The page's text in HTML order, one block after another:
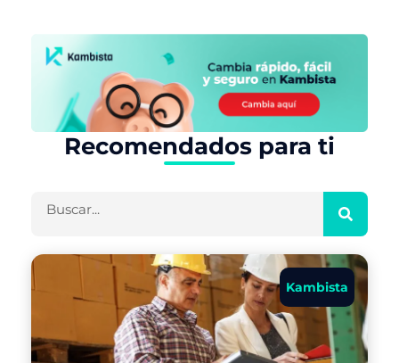
Recomendados para ti
Kambista